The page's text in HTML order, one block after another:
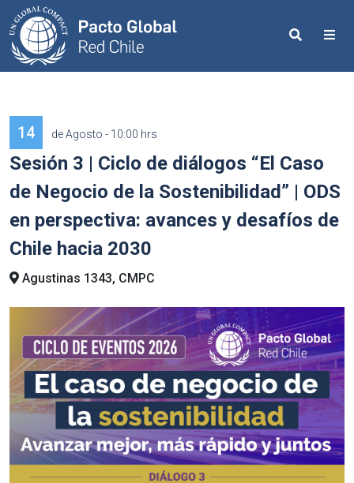
Search
14 de Agosto - 10:00 hrs
Sesión 3 | Ciclo de diálogos “El Caso
de Negocio de la Sostenibilidad” | ODS
en perspectiva: avances y desafíos de
Chile hacia 2030
Agustinas 1343, CMPC